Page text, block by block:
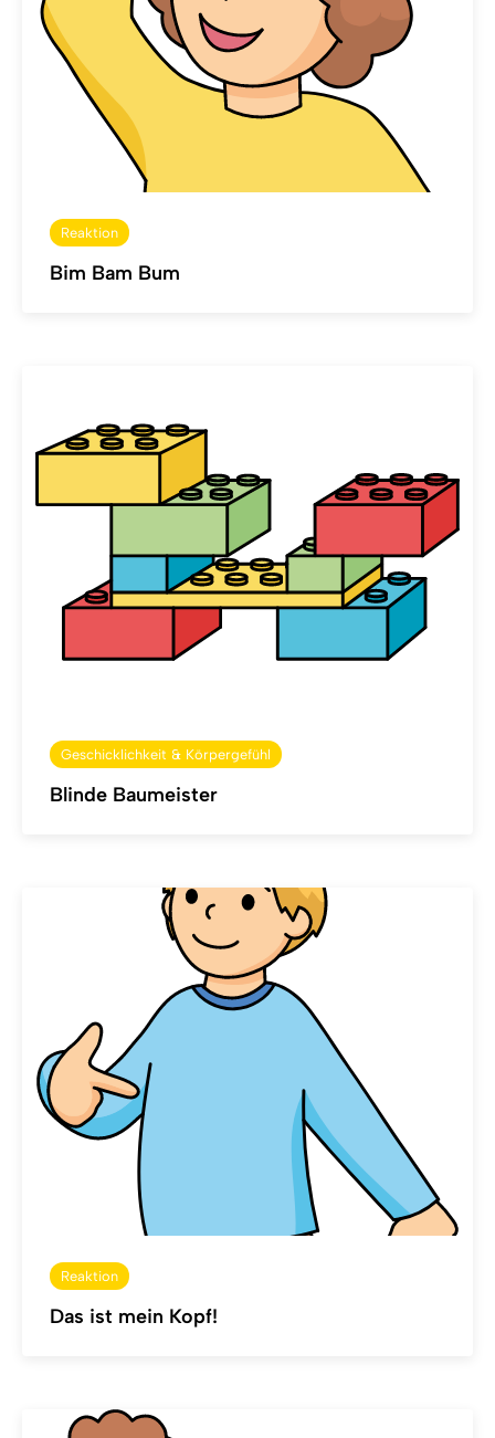
Reaktion
Bim Bam Bum
Geschicklichkeit & Körpergefühl
Blinde Baumeister
Reaktion
Das ist mein Kopf!